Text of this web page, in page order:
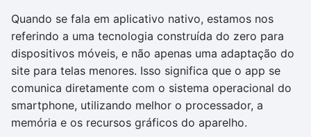
Quando se fala em aplicativo nativo, estamos nos
referindo a uma tecnologia construída do zero para
dispositivos móveis, e não apenas uma adaptação do
site para telas menores. Isso significa que o app se
comunica diretamente com o sistema operacional do
smartphone, utilizando melhor o processador, a
memória e os recursos gráficos do aparelho.